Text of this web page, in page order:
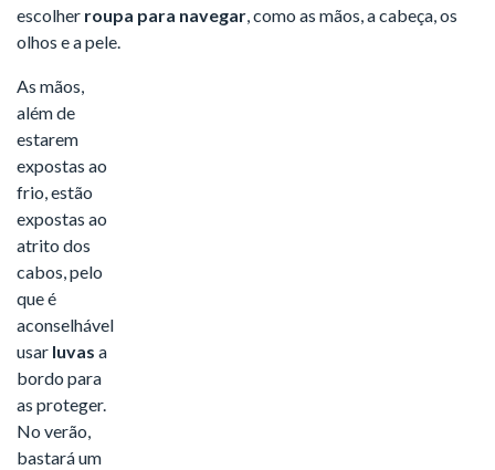
escolher roupa para navegar , como as mãos, a cabeça, os
olhos e a pele.
As mãos,
além de
estarem
expostas ao
frio, estão
expostas ao
atrito dos
cabos, pelo
que é
aconselhável
usar luvas a
bordo para
as proteger.
No verão,
bastará um